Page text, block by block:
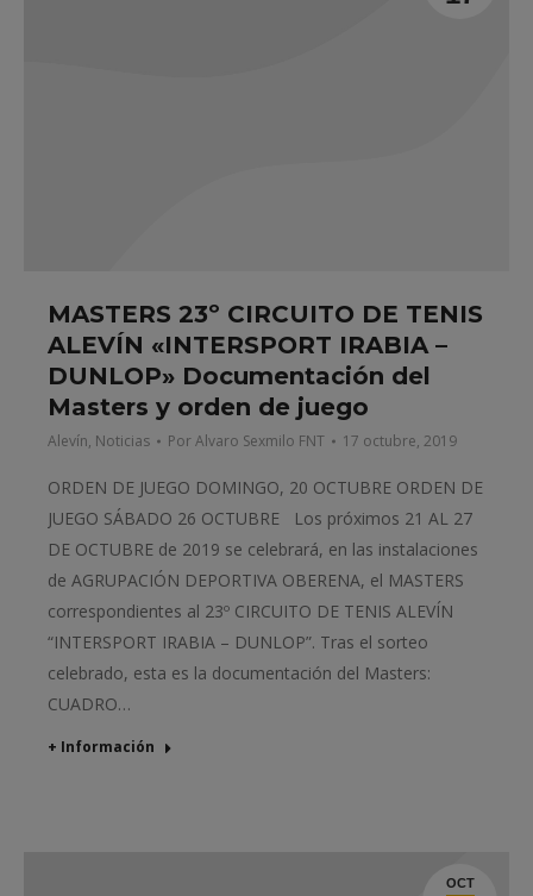
MASTERS 23º CIRCUITO DE TENIS
ALEVÍN «INTERSPORT IRABIA –
DUNLOP» Documentación del
Masters y orden de juego
Alevín, Noticias PorAlvaro Sexmilo FNT 17 octubre, 2019
ORDEN DE JUEGO DOMINGO, 20 OCTUBRE ORDEN DE
JUEGO SÁBADO 26 OCTUBRE Los próximos 21 AL 27
DE OCTUBRE de 2019 se celebrará, en las instalaciones
de AGRUPACIÓN DEPORTIVA OBERENA, el MASTERS
correspondientes al 23º CIRCUITO DE TENIS ALEVÍN
“INTERSPORT IRABIA – DUNLOP”. Tras el sorteo
celebrado, esta es la documentación del Masters:
CUADRO…
+ Información
OCT